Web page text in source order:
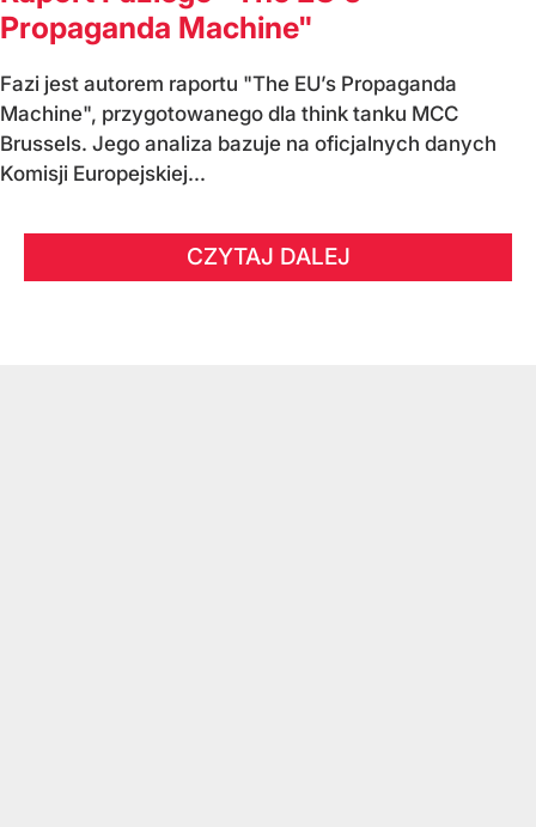
Propaganda Machine"
Fazi jest autorem raportu "The EU’s Propaganda
Machine", przygotowanego dla think tanku MCC
Brussels. Jego analiza bazuje na oficjalnych danych
Komisji Europejskiej...
CZYTAJ DALEJ